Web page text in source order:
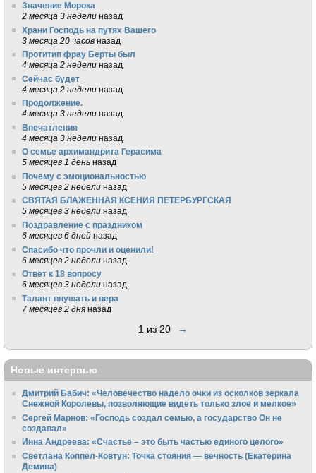
Значение Морока
2 месяца 3 недели назад
Храни Господь на путях Вашего
3 месяца 20 часов назад
Протитип фрау Берты был
4 месяца 2 недели назад
Сейчас будет
4 месяца 2 недели назад
Продолжение.
4 месяца 3 недели назад
Впечатления
4 месяца 3 недели назад
О семье архимандрита Герасима
5 месяцев 1 день назад
Почему с эмоциональностью
5 месяцев 2 недели назад
СВЯТАЯ БЛАЖЕННАЯ КСЕНИЯ ПЕТЕРБУРГСКАЯ
5 месяцев 3 недели назад
Поздравление с праздником
6 месяцев 6 дней назад
Спасибо что прочли и оценили!
6 месяцев 2 недели назад
Ответ к 18 вопросу
6 месяцев 3 недели назад
Талант внушать и вера
7 месяцев 2 дня назад
1 из 20 →
Новые интервью
Дмитрий Бабич: «Человечество надело очки из осколков зеркала
Снежной Королевы, позволяющие видеть только злое и мелкое»
Сергей Марнов: «Господь создал семью, а государство Он не
создавал»
Инна Андреева: «Счастье – это быть частью единого целого»
Светлана Коппел-Ковтун: Точка стояния — вечность (Екатерина
Демина)